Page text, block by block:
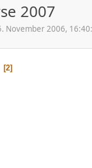
2007
November 2006,
2